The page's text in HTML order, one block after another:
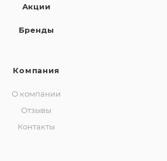
Акции
Бренды
Компания
О компании
Отзывы
Контакты